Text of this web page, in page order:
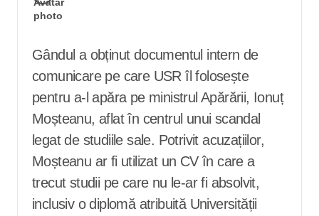
Gândul a obținut documentul intern de
comunicare pe care USR îl folosește
pentru a-l apăra pe ministrul Apărării, Ionuț
Moșteanu, aflat în centrul unui scandal
legat de studiile sale. Potrivit acuzațiilor,
Moșteanu ar fi utilizat un CV în care a
trecut studii pe care nu le-ar fi absolvit,
inclusiv o diplomă atribuită Universității